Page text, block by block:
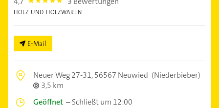
4.7000003
HOLZ UND HOLZWAREN
E-Mail
Neuer Weg 27-31,56567 Neuwied (Niederbieber)
3,5 km
Geöffnet –Schließt um 12:00